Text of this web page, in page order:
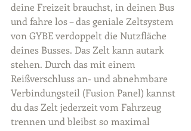
deine Freizeit brauchst, in deinen Bus
und fahre los – das geniale Zeltsystem
von GYBE verdoppelt die Nutzfläche
deines Busses. Das Zelt kann autark
stehen. Durch das mit einem
Reißverschluss an- und abnehmbare
Verbindungsteil (Fusion Panel) kannst
du das Zelt jederzeit vom Fahrzeug
trennen und bleibst so maximal